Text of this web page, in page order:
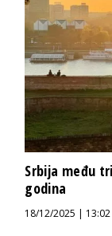
Srbija među
godina
18/12/2025 | 13:02